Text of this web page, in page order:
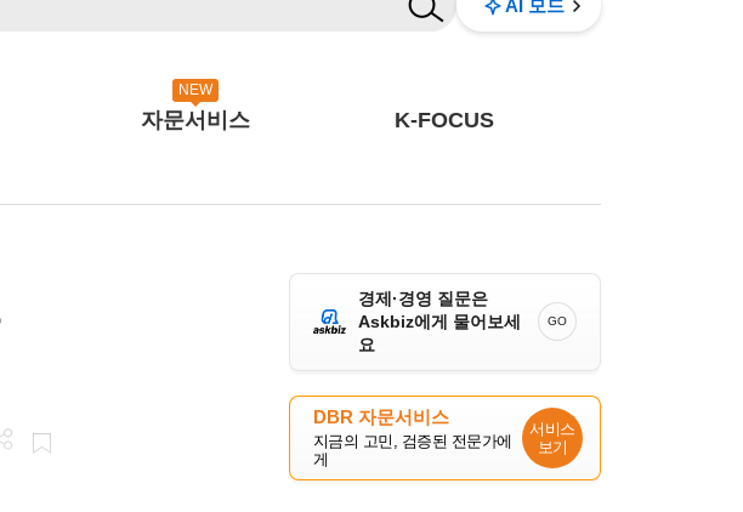
AI 모드
NEW
자문서비스 K-FOCUS
경제·경영 질문은
Askbiz에게 물어보세
요
GO
DBR 자문서비스
지금의 고민, 검증된 전문가에
게
서비스
보기